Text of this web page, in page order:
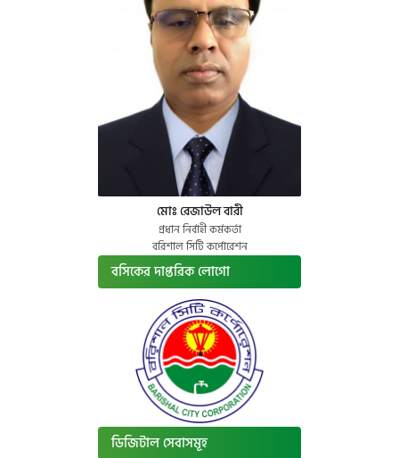
মোঃ রেজাউল বারী
প্রধান নির্বাহী কর্মকর্তা
বরিশাল সিটি কর্পোরেশন
বসিকের দাপ্তরিক লোগো
ডিজিটাল সেবাসমূহ